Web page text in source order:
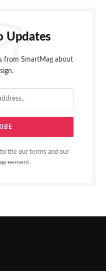
Updates
from SmartMag about
the our terms and our